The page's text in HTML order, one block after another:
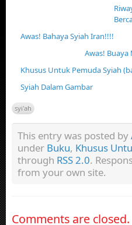
Awas! Bahaya Syiah Iran!!!!
Awas! Buaya
Khusus Untuk Pemuda Syiah
Syiah Dalam Gambar
syi'ah
This entry was posted by
under Buku, Khusus
through RSS 2.0.
from your own site.
Comments are closed.